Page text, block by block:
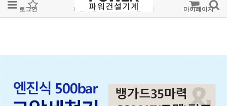
로그인 회원가입 주문조회 마이페이지